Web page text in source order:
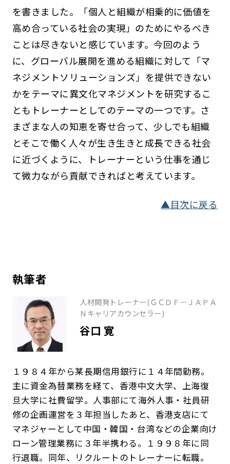
を書きました。「個人と組織が相乗的に価値を
高め合っている社会の実現」のためにやるべき
ことは尽きないと感じています。今回のよう
に、グローバル展開を進める組織に対して「マ
ネジメントソリューションズ」を提供できない
かをテーマに異文化マネジメントを研究するこ
ともトレーナーとしてのテーマの一つです。さ
まざまな人の知恵を寄せ合って、少しでも組織
とそこで働く人々が生き生きと成長できる社会
に近づくように、トレーナーという仕事を通じ
て微力ながら貢献できればと考えています。
▲目次に戻る
執筆者
人材開発トレーナー(ＧＣＤＦ－ＪＡＰＡ
Ｎキャリアカウンセラー)
谷口 寛
１９８４年から某長期信用銀行に１４年間勤務。
主に資金為替業務を経て、香港中文大学、上海復
旦大学に社費留学。人事部にて海外人事・社員研
修の企画運営を３年担当したあと、香港支店にて
マネジャーとして中国・韓国・台湾などの企業向け
ローン管理業務に３年半携わる。１９９８年に同
行退職。同年、リクルートのトレーナーに転職。